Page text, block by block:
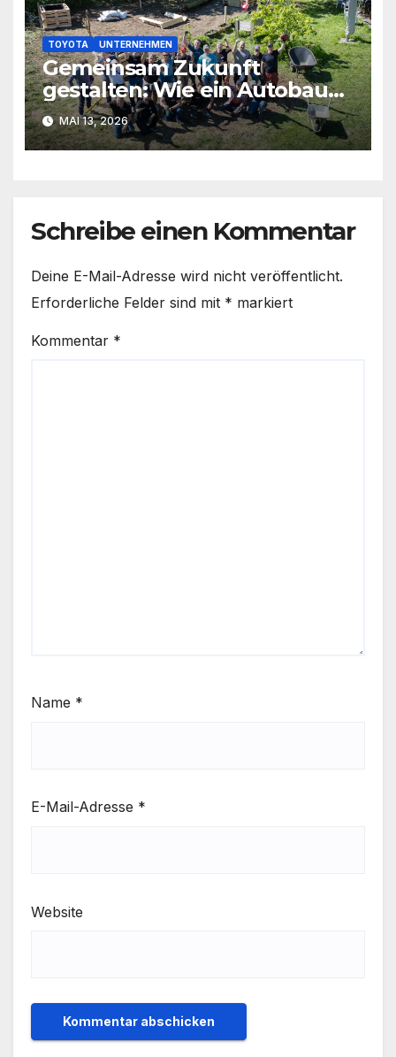
TOYOTA UNTERNEHMEN
Gemeinsam Zukunft
gestalten: Wie ein Autobauer
Inklusion vorantreibt
MAI 13, 2026
Schreibe einen Kommentar
Deine E-Mail-Adresse wird nicht veröffentlicht.
Erforderliche Felder sind mit * markiert
Kommentar *
Name *
E-Mail-Adresse *
Website